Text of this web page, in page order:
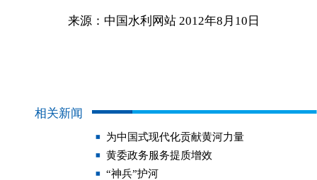
来源：中国水利网站 2012年8月10日
相关新闻
为中国式现代化贡献黄河力量
黄委政务服务提质增效
“神兵”护河